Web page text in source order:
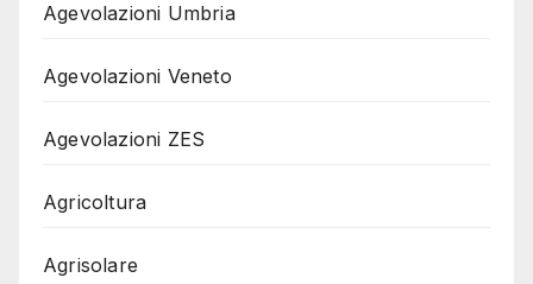
Agevolazioni Umbria
Agevolazioni Veneto
Agevolazioni ZES
Agricoltura
Agrisolare